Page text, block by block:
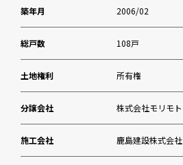
フィットネスクラブ広尾
ＰＲＥＳＴＩＡ広尾支店
森美術館
築年月 2006/02
総戸数 108戸
土地権利 所有権
分譲会社 株式会社モリモト
施工会社 鹿島建設株式会社